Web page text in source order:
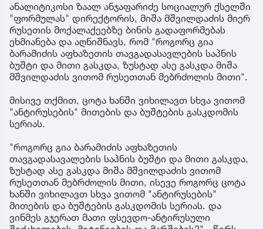
ანალიტიკოსი ზაალ ანჯაფარიძე სოციალურ ქსელში
"ფორმულას" დირექტორის, მიშა მშვილდაძის მიერ
რუსეთის მოქალაქეებზე ბინის გადაფორმებას
ეხმიანება და აღნიშნავს, რომ "როგორც გია
ბარამიძის აფხაზეთის თავგადასავლების საპნის
ბუშტი და მითი გასკდა, ზუსტად ასე გასკდა მიშა
მშვილდაძის ვითომ რუსეთთან მებრძოლის მითი".
მისივე თქმით, ცოტა ხანში ვიხილავთ სხვა ვითომ
"ანტირუსების" მითების და ბუშტების გასკდომის
სერიას.
"როგორც გია ბარამიძის აფხაზეთის
თავგადასავალების საპნის ბუშტი და მითი გასკდა,
ზუსტად ასე გასკდა მიშა მშვილდაძის ვითომ
რუსეთთან მებრძოლის მითი, ისევე როგორც ცოტა
ხანში ვიხილავთ სხვა ვითომ "ანტირუსების"
მითების და ბუშტების გასკდომის სერიას. და
ვინმეს გჯერათ მათი ფსევდო-ანტირუსული